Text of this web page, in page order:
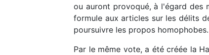
ou auront provoqué, à l'égard des
formule aux articles sur les délits
poursuivre les propos homophobes.
Par le même vote, a été créée la